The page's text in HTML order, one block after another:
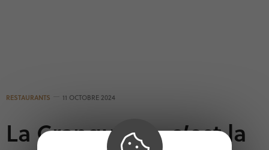
RESTAURANTS 11 OCTOBRE 2024
La Cranquette, c’est la